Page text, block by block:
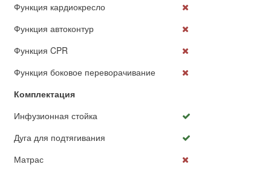
Функция кардиокресло
Функция автоконтур
Функция CPR
Функция боковое переворачивание
Комплектация
Инфузионная стойка
Дуга для подтягивания
Матрас